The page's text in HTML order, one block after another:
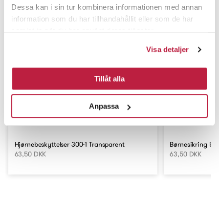
Dessa kan i sin tur kombinera informationen med annan
information som du har tillhandahållit eller som de har
Visa detaljer
Tillåt alla
Anpassa
Hjørnebeskyttelser 300-1 Transparent
63,50 DKK
Børnesikring
63,50 DKK